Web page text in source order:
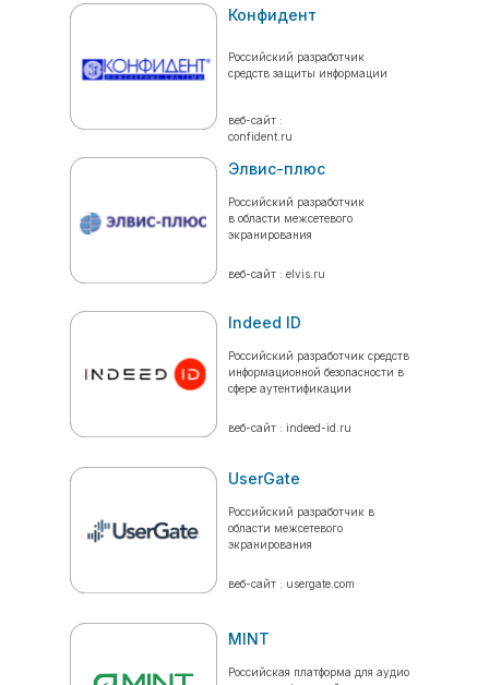
Конфидент
Российский разработчик
средств защиты информации
веб-сайт :
confident.ru
Элвис-плюс
Российский разработчик
в области межсетевого
экранирования
веб-сайт : elvis.ru
Indeed ID
Российский разработчик средств
информационной безопасности в
сфере аутентификации
веб-сайт : indeed-id.ru
UserGate
Российский разработчик в
области межсетевого
экранирования
веб-сайт : usergate.com
MINT
Российская платформа для аудио